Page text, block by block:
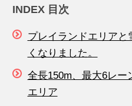
INDEX 目次
プレイランドエリア
くなりました。
全長150m、最大6レー
エリア